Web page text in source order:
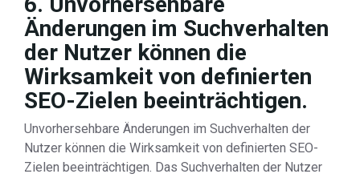
Änderungen im Suchverhalten
der Nutzer können die
Wirksamkeit von definierten
SEO-Zielen beeinträchtigen.
Unvorhersehbare Änderungen im Suchverhalten der
Nutzer können die Wirksamkeit von definierten SEO-
Zielen beeinträchtigen. Das Suchverhalten der Nutzer